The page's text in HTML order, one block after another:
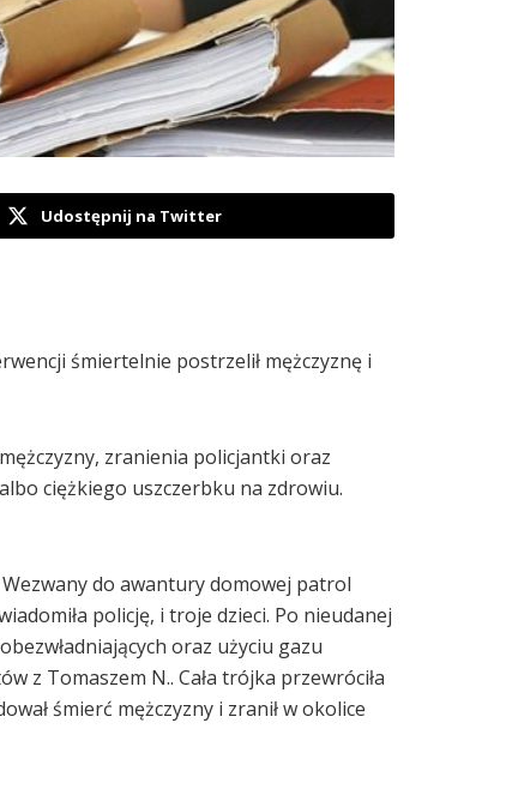
Udostępnij na Twitter
śmiertelnie postrzelił mężczyznę i
zranienia policjantki oraz
ciężkiego uszczerbku na zdrowiu.
do awantury domowej patrol
policję, i troje dzieci. Po nieudanej
oraz użyciu gazu
z Tomaszem N.. Cała trójka przewróciła
śmierć mężczyzny i zranił w okolice